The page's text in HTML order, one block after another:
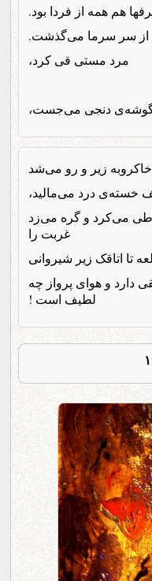
هم همه از فردا بود.
از سر سرما می‌گذشت.
مرد مستی قی کرد،
دنجی می‌جست،
زیر و رو می‌شد
خسته‌ی درد می‌مالید،
طی می‌کرد و گره می‌زد
غربت را
تا اتاقک زیر شیروانی
دارد و هوای پرواز چه
لطیف است !